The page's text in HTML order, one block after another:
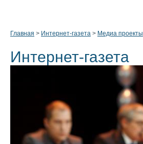
Главная > Интернет-газета > Медиа проекты
Интернет-газета